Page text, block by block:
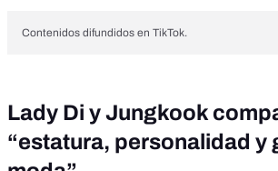
Contenidos difundidos en TikTok.
Lady Di y Jungkook
“estatura, personalidad y